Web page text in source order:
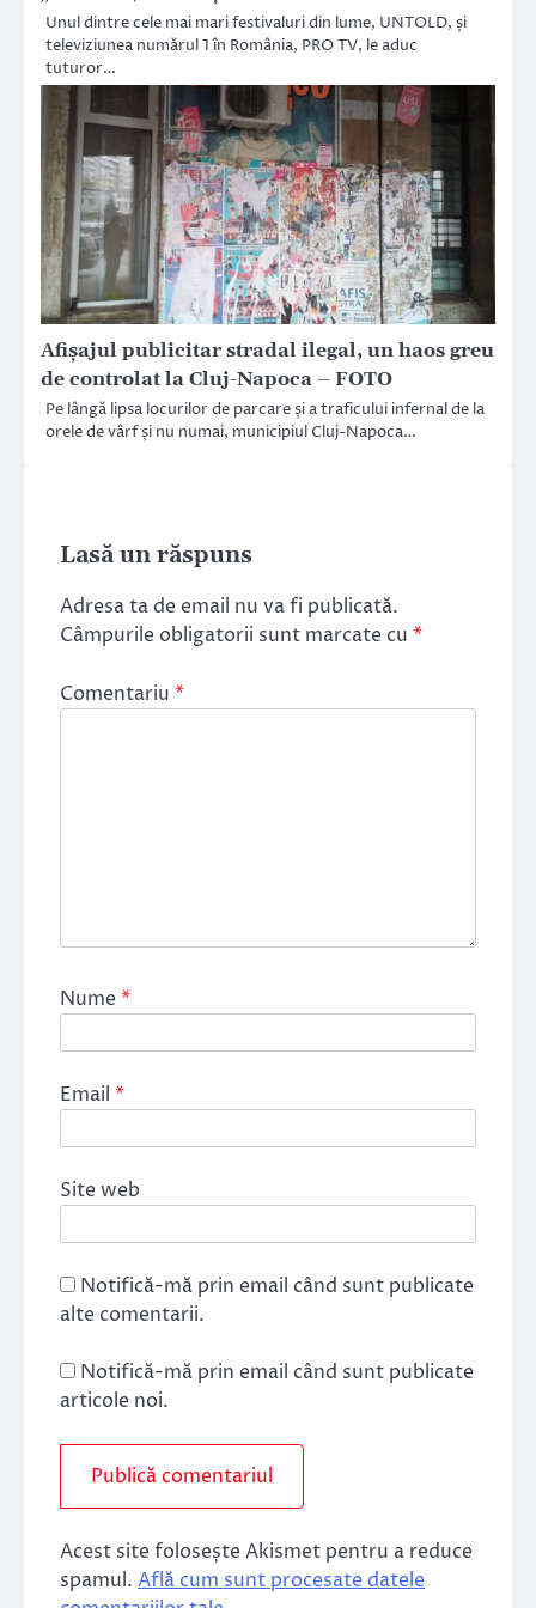
Unul dintre cele mai mari festivaluri din lume, UNTOLD, și
televiziunea numărul 1 în România, PRO TV, le aduc
tuturor…
Afișajul publicitar stradal ilegal, un haos greu
de controlat la Cluj-Napoca – FOTO
Pe lângă lipsa locurilor de parcare și a traficului infernal de la
orele de vârf și nu numai, municipiul Cluj-Napoca…
Lasă un răspuns
Adresa ta de email nu va fi publicată.
Câmpurile obligatorii sunt marcate cu *
Comentariu *
Nume*
Email *
Site web
Notifică-mă prin email când sunt publicate
alte comentarii.
Notifică-mă prin email când sunt publicate
articole noi.
Acest site folosește Akismet pentru a reduce
spamul. Află cum sunt procesate datele